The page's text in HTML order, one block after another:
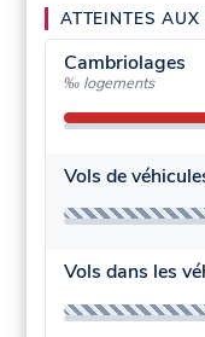
ATTEINTES AUX
Cambriolages
‰ logements
Vols de
Vols dans les